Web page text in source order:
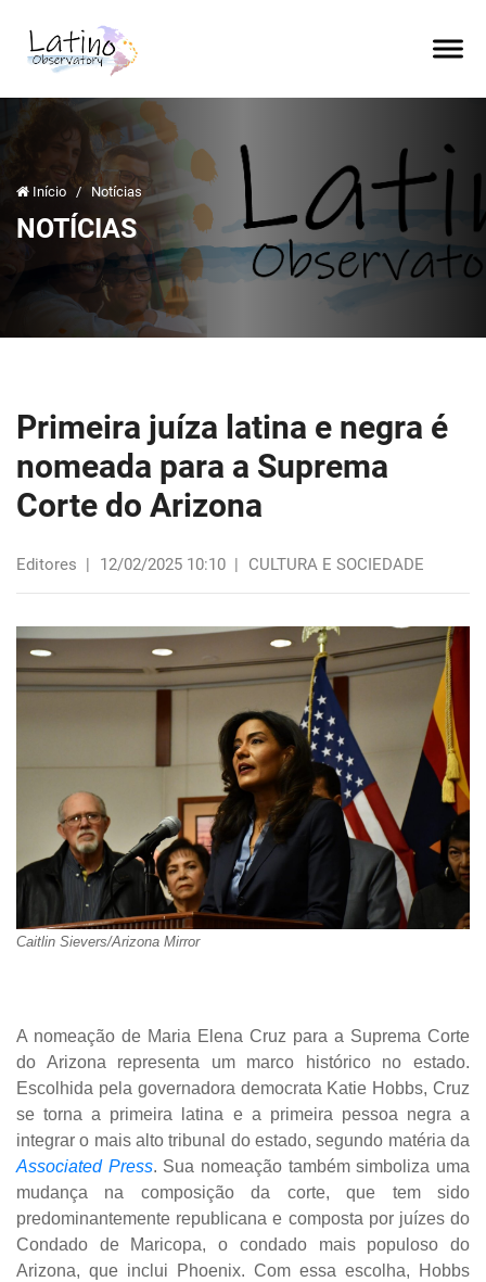
Início / Notícias
NOTÍCIAS
Primeira juíza latina e negra é
nomeada para a Suprema
Corte do Arizona
Editores | 12/02/2025 10:10 | CULTURA E SOCIEDADE
Caitlin Sievers/Arizona Mirror
A nomeação de Maria Elena Cruz para a Suprema Corte
do Arizona representa um marco histórico no estado.
Escolhida pela governadora democrata Katie Hobbs, Cruz
se torna a primeira latina e a primeira pessoa negra a
integrar o mais alto tribunal do estado, segundo matéria da
Associated Press. Sua nomeação também simboliza uma
mudança na composição da corte, que tem sido
predominantemente republicana e composta por juízes do
Condado de Maricopa, o condado mais populoso do
Arizona, que inclui Phoenix. Com essa escolha, Hobbs